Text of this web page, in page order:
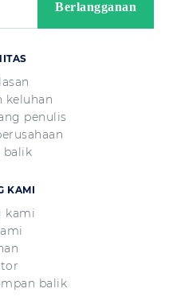
keluhan
penulis
balik
KAMI
kami
balik